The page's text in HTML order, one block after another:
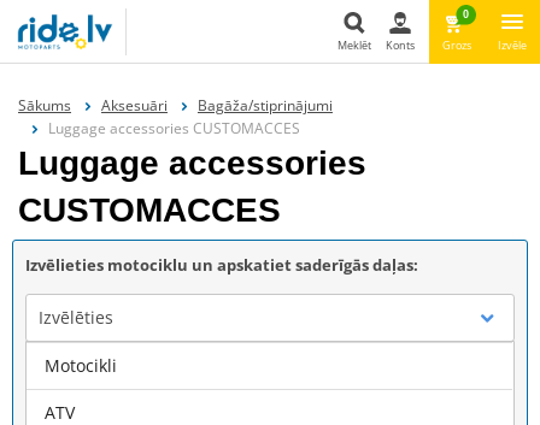
Meklēt Konts
0
Grozs Izvēle
Sākums Aksesuāri
Bagāža/stiprinājumi
Luggage accessories CUSTOMACCES
Luggage accessories
CUSTOMACCES
Izvēlieties motociklu un apskatiet saderīgās daļas:
Izvēlēties
Marka
Motocikli
ATV